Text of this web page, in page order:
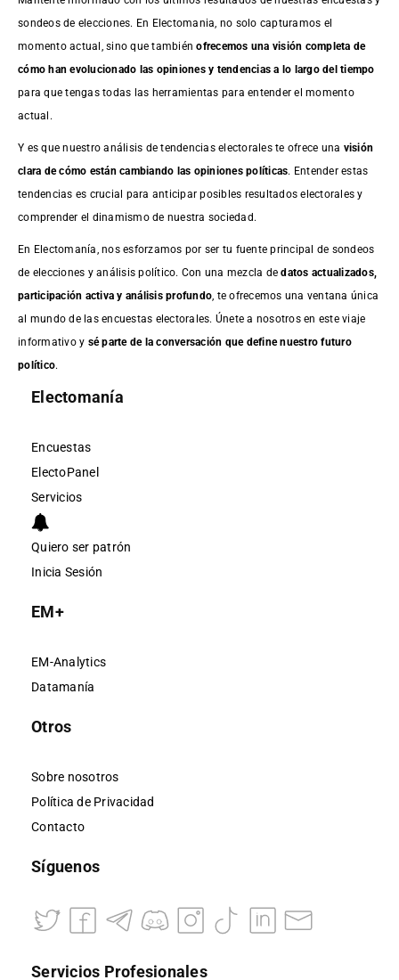
sondeos de elecciones. En Electomania, no solo capturamos el
momento actual, sino que tambiénofrecemos una visión completa de
cómo han evolucionado las opiniones y tendencias a lo largo del tiempo
para que tengas todas las herramientas para entender el momento
actual.
Y es que nuestro análisis de tendencias electorales te ofrece una visión
clara de cómo están cambiando las opiniones políticas. Entender estas
tendencias es crucial para anticipar posibles resultados electorales y
comprender el dinamismo de nuestra sociedad.
En Electomanía, nos esforzamos por ser tu fuente principal de sondeos
de elecciones y análisis político. Con una mezcla dedatos actualizados,
participación activa y análisis profundo, te ofrecemos una ventana única
al mundo de las encuestas electorales. Únete a nosotros en este viaje
informativo y sé parte de la conversación que define nuestro futuro
político.
Electomanía
Encuestas
ElectoPanel
Servicios
Quiero ser patrón
Inicia Sesión
EM+
EM-Analytics
Datamanía
Otros
Sobre nosotros
Política de Privacidad
Contacto
Síguenos
Servicios Profesionales